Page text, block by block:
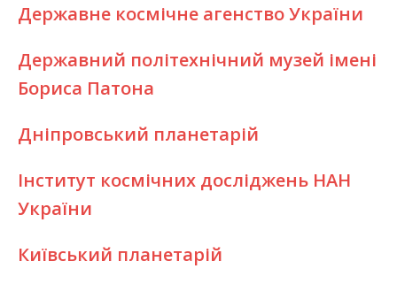
Державне космічне агенство України
Державний політехнічний музей імені
Бориса Патона
Дніпровський планетарій
Інститут космічних досліджень НАН
України
Київський планетарій